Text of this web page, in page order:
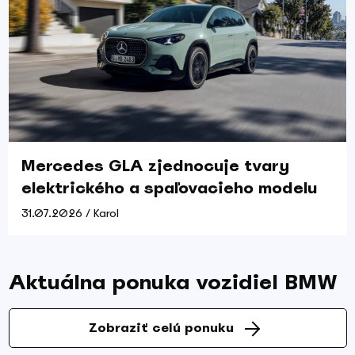
Mercedes GLA zjednocuje tvary
elektrického a spaľovacieho modelu
31.07.2026 / Karol
Aktuálna ponuka vozidiel BMW
Zobraziť celú ponuku